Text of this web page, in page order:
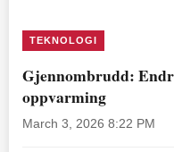
TEKNOLOGI
Gjennombrudd:
oppvarming
March 3, 2026 8:22 PM